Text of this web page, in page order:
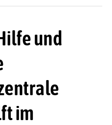
und
im